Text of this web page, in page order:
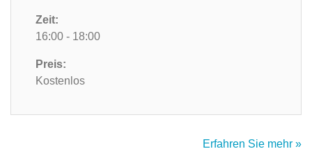
Zeit:
16:00 - 18:00
Preis:
Kostenlos
Erfahren Sie mehr »